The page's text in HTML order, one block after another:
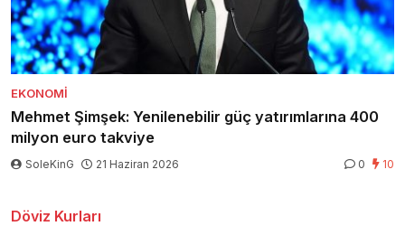
EKONOMI
Mehmet Şimşek: Yenilenebilir güç yatırımlarına 400
milyon euro takviye
SoleKinG 21 Haziran 2026 0 10
Döviz Kurları